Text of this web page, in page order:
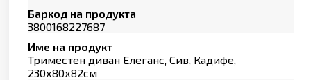
Баркод на продукта
3800168227687
Име на продукт
Триместен диван Елеганс, Сив, Кадифе,
230х80х82см